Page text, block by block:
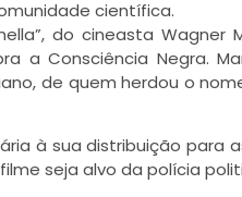
científica.
do cineasta Wagner
a Consciência Negra.
de quem herdou o
à sua distribuição para
seja alvo da polícia